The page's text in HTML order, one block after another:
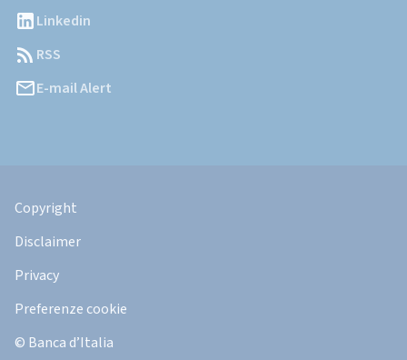
Linkedin
RSS
E-mail Alert
Legali
Copyright
Disclaimer
Privacy
Preferenze cookie
© Banca d’Italia